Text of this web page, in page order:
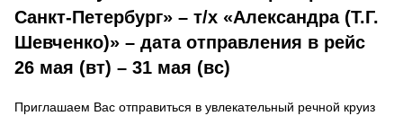
Санкт-Петербург» – т/х «Александра (Т.Г.
Шевченко)» – дата отправления в рейс
26 мая (вт) – 31 мая (вс)
Приглашаем Вас отправиться в увлекательный речной круиз